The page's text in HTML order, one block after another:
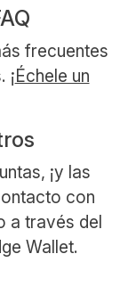
frecuentes
¡Échele un
¡y las
con
a través del
Wallet.